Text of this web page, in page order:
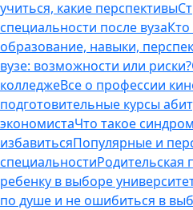
учиться, какие перспективы
специальности после вузаКто
образование, навыки,
вузе: возможности или риски?
колледжеВсе о профессии
подготовительные курсы
экономистаЧто такое
избавитьсяПопулярные и
специальностиРодительская
ребенку в выборе
по душе и не ошибиться в